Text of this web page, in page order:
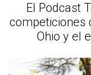
El Podcast
competiciones
Ohio y el